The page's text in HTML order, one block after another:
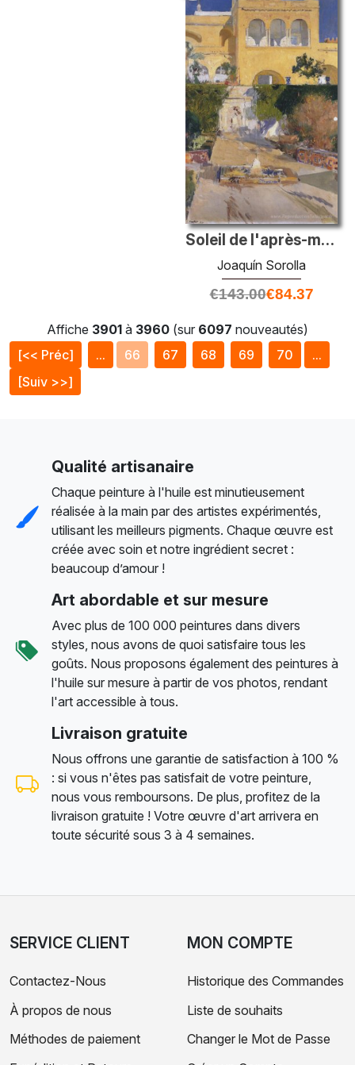
Soleil de l'après-midi à l'Alcázar de Séville
Joaquín Sorolla
€143.00€84.37
Affiche 3901 à 3960 (sur 6097 nouveautés)
[<< Préc]
... 66 67 68 69 70
...
[Suiv >>]
Qualité artisanaire
Chaque peinture à l'huile est minutieusement
réalisée à la main par des artistes expérimentés,
utilisant les meilleurs pigments. Chaque œuvre est
créée avec soin et notre ingrédient secret :
beaucoup d’amour !
Art abordable et sur mesure
Avec plus de 100 000 peintures dans divers
styles, nous avons de quoi satisfaire tous les
goûts. Nous proposons également des peintures à
l'huile sur mesure à partir de vos photos, rendant
l'art accessible à tous.
Livraison gratuite
Nous offrons une garantie de satisfaction à 100 %
: si vous n'êtes pas satisfait de votre peinture,
nous vous remboursons. De plus, profitez de la
livraison gratuite ! Votre œuvre d'art arrivera en
toute sécurité sous 3 à 4 semaines.
SERVICE CLIENT
Contactez-Nous
À propos de nous
Méthodes de paiement
MON COMPTE
Historique des Commandes
Liste de souhaits
Changer le Mot de Passe